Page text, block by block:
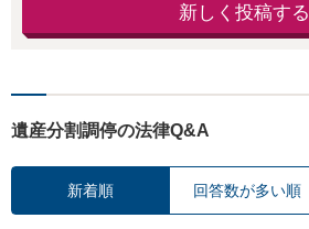
新しく投稿する
遺産分割調停の法律Q&A
新着順 回答数が多い順